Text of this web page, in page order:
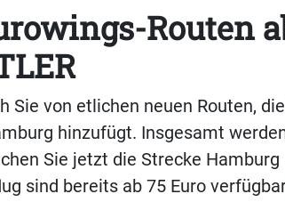
Routen
Sie von etlichen neuen Routen,
hinzufügt. Insgesamt
Sie jetzt die Strecke Hamburg
sind bereits ab 75 Euro